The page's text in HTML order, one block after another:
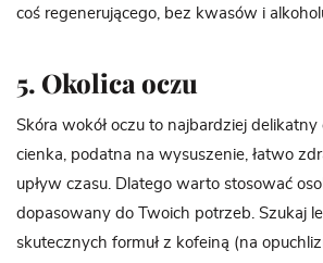
coś regenerującego, bez kwasów i
5. Okolica oczu
Skóra wokół oczu to najbardziej
cienka, podatna na wysuszenie, łatwo
upływ czasu. Dlatego warto stosować
dopasowany do Twoich potrzeb. Szukaj
skutecznych formuł z kofeiną (na